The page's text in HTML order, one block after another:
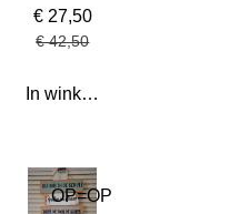
€ 27,50
€ 42,50
In winkelwagen
OP=OP